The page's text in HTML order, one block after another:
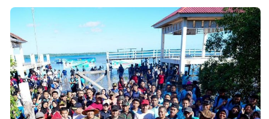
Hukrim
Pendidikan
Peristiwa
Olahraga